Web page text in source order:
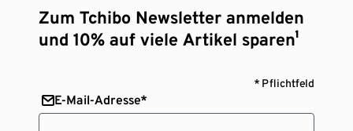
Zum Tchibo Newsletter anmelden
und 10% auf viele Artikel sparen¹
* Pflichtfeld
E-Mail-Adresse*